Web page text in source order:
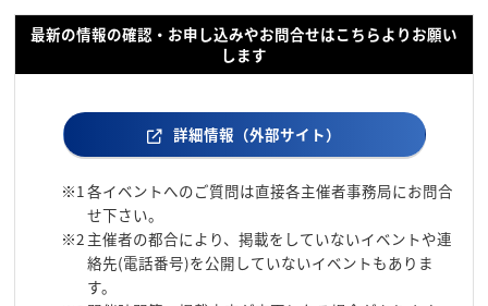
最新の情報の確認・お申し込みやお問合せはこちらよりお願い
します
詳細情報（外部サイト）
※1 各イベントへのご質問は直接各主催者事務局にお問合
せ下さい。
※2 主催者の都合により、掲載をしていないイベントや連
絡先(電話番号)を公開していないイベントもありま
す。